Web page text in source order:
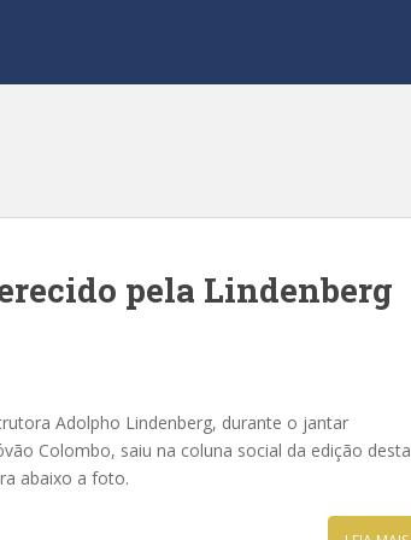
pela Lindenberg
Adolpho Lindenberg, durante o jantar
Colombo, saiu na coluna social da edição desta
abaixo a foto.